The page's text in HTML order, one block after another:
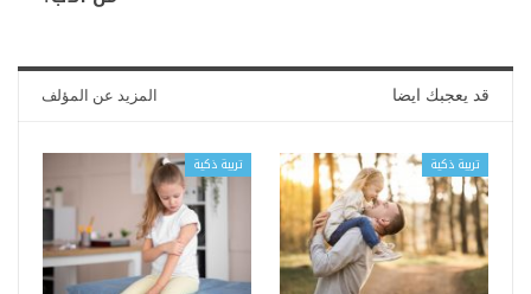
قد يعجبك ايضا المزيد عن المؤلف
تربية ذكية تربية ذكية